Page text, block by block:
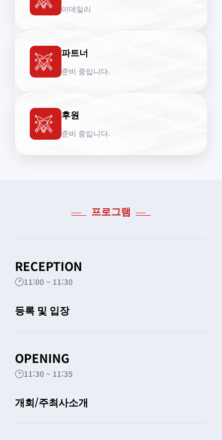
이데일리
파트너
준비 중입니다.
후원
준비 중입니다.
프로그램
RECEPTION
11:00 ~ 11:30
등록 및 입장
OPENING
11:30 ~ 11:35
개회/주최사소개